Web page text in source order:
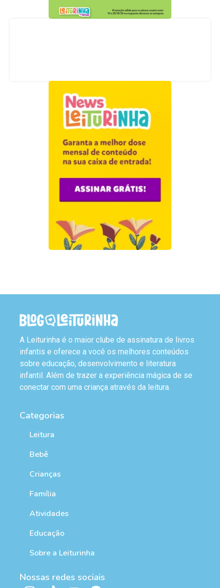
A Leiturinha é o maior clube de assinatura de livros
infantis e oferece a você os melhores conteúdos
sobre educação, desenvolvimento e literatura
infantil. Além de trazer a experiência mágica de se
conectar com uma criança através da leitura.
Categorias
Leitura
Bebê
Crianças
Família
Atividades
Educação
Sobre a Leiturinha
Nossas redes sociais